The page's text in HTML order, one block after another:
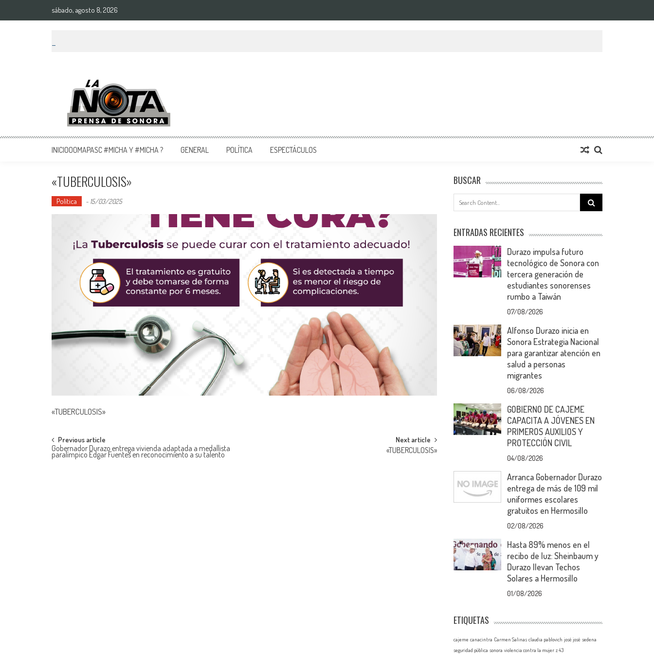
sábado, agosto 8, 2026
La Nota Prensa De Sonora
Noticias del día
INICIOOOMAPASC #MICHA Y #MICHA ? GENERAL POLÍTICA ESPECTÁCULOS
«TUBERCULOSIS»
Política - 15/03/2025
«TUBERCULOSIS»
Post
navigation
Previous article
Gobernador Durazo entrega vivienda adaptada a medallista
paralímpico Edgar Fuentes en reconocimiento a su talento
Next article
«TUBERCULOSIS»
BUSCAR
Search
for:
ENTRADAS RECIENTES
Durazo impulsa futuro
tecnológico de Sonora con
tercera generación de
estudiantes sonorenses
rumbo a Taiwán
07/08/2026
Alfonso Durazo inicia en
Sonora Estrategia Nacional
para garantizar atención en
salud a personas
migrantes
06/08/2026
GOBIERNO DE CAJEME
CAPACITA A JÓVENES EN
PRIMEROS AUXILIOS Y
PROTECCIÓN CIVIL
04/08/2026
Arranca Gobernador Durazo
entrega de más de 109 mil
uniformes escolares
gratuitos en Hermosillo
02/08/2026
Hasta 89% menos en el
recibo de luz: Sheinbaum y
Durazo llevan Techos
Solares a Hermosillo
01/08/2026
ETIQUETAS
cajeme canacintra Carmen Salinas claudia pablovich josé josé sedena
seguridad pública sonora violencia contra la mujer z 43